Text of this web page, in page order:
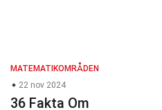
MATEMATIKOMRÅDEN
22 nov 2024
36 Fakta Om